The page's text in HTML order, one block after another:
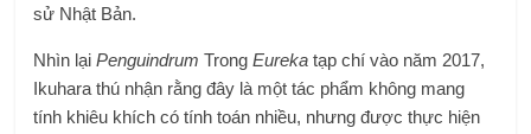
sử Nhật Bản.
Nhìn lạiPenguindrum TrongEureka tạp chí vào năm 2017,
Ikuhara thú nhận rằng đây là một tác phẩm không mang
tính khiêu khích có tính toán nhiều, nhưng được thực hiện